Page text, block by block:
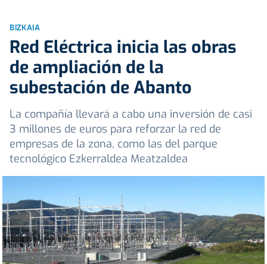
BIZKAIA
Red Eléctrica inicia las obras
de ampliación de la
subestación de Abanto
La compañía llevará a cabo una inversión de casi
3 millones de euros para reforzar la red de
empresas de la zona, como las del parque
tecnológico Ezkerraldea Meatzaldea